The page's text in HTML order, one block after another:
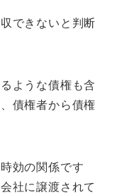
できないと判断
ような債権も含
債権者から債権
効の関係です
社に譲渡されて